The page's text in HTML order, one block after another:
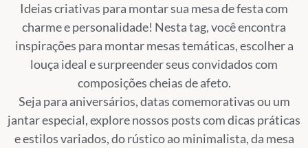
Ideias criativas para montar sua mesa de festa com
charme e personalidade! Nesta tag, você encontra
inspirações para montar mesas temáticas, escolher a
louça ideal e surpreender seus convidados com
composições cheias de afeto.
Seja para aniversários, datas comemorativas ou um
jantar especial, explore nossos posts com dicas práticas
e estilos variados, do rústico ao minimalista, da mesa